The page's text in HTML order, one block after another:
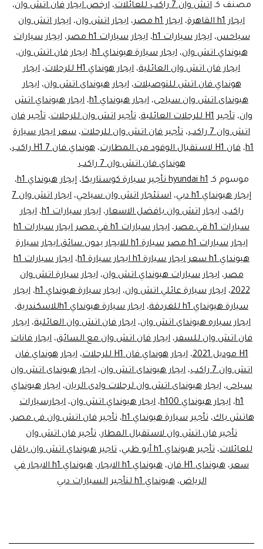
اتش
وان..
داي
مصنف كـاتش وان 7 راكب للعائلات ،ارخص ايجار فان اتش وان،
ايجار h1 القاهرة
، ايجار h1 مصر ، ايجار اتش وان، ايجار اتش وان
سياحس،ايجار سيارات h1 ،ايجار سيارات h1 مصر ،ايجار سيارات
هيونداي اتش وان،ايجار سيارة هيونداي h1 ،ايجار فان اتش وان،
ايجار فان اتش وان العائلية، ايجار هونداي H1 للرحلات ، ايجار
هونداي فان اتش للتوصيلات،ايجار هيونداى اتش وان،ايجار
هيونداى اتش وان سياحى، ايجار هيونداي h1 ، ايجار هيونداي اتش
وان،تأجير H1 للرحلات العائلية ،تأجير اتش وان للرحلات،تأجير فان
اتش وان 7 راكب
، تأجير فان اتش وان للرحلات، سعر ايجار سيارة
h1، فان H1 لاستقبال الوفود من المطارت ، هونداي فان H1 7 راكب
،
هونداي فان اتش وان 7 راكب
موسوم كـhyundai h1 تأجير سيارة كوستاريكا ،إيجار هيونداي h1
،
إيجار هيونداي h1 دبي
، استئجار اتش وان سياحي،
ايجار اتش وان 7
راكب،ايجار اتش وان بافضل الاسعار،ايجار سيارات h1 ،ايجار
سيارات h1 في مصر
،
ايجار سيارات h1 في مصر ايجار سيارات h1
ايجار سيارات h1 مصر سيارة h1 للايجار بدون سائق ايجار سيارة
هيونداي h1 سعر ايجار سيارة h1 ايجار سيارة h1
،
ايجار سيارات h1
مصر،ايجار سيارات هيونداي اتش وان،ايجار سيارة اتش وان
2022،ايجار سيارة عائلي اتش وان،ايجار سيارة هيونداي h1 ،ايجار
سيارة هيونداي h1 للغردقة
، ايجار سيارة هيونداي h1للاسكندرية
،
ايجار سياره هيونداى اتش وان، ايجار فان اتش وان العائلية، ايجار
فان اتش وان للسفر، ايجار فان اتش وان مع السائق، ايجار فانات
H1 موديل 2021
،ايجار هونداي فان H1 للرحلات ،ايجار هونداي فان
اتش وان 7 راكب
، ايجار هيونداى اتش وان، ايجار هيونداى اتش وان
سياحى،ايجار هيونداى اتش وان لرحلات وادى الريان،ايجار هيونداي
h1، ايجار هيونداي h100 ، ايجار هيونداي اتش وان، ايجارسيارات
هاتش باك،تأجير سيارة هيونداي h1 ،تأجير فان اتش وان فى مصر،
تأجير فان اتش وان لاستقبال المطار، تأجير فان اتش وان
للعائلات، تأجير هيونداي h1 أبو ظبي ، تاجير هيونداي اتش وان باقل
سعر، هيونداى H1 فان ، هيونداي h1 الايجار ،
هيونداي h1 الايجار في
الرياض،هيونداي h1 لتأجير السيارات دبي